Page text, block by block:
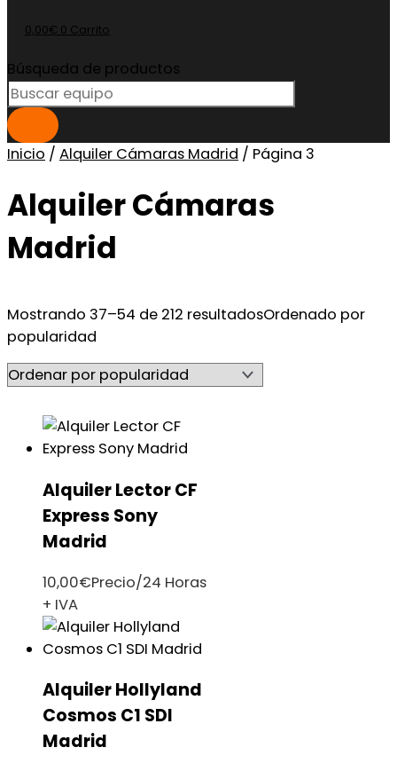
0,00€ 0 Carrito
Búsqueda de productos
Inicio / Alquiler Cámaras Madrid / Página 3
Alquiler Cámaras
Madrid
Mostrando 37–54 de 212 resultadosOrdenado por
popularidad
Alquiler Lector CF
Express Sony
Madrid
10,00€Precio/24 Horas
+ IVA
Alquiler Hollyland
Cosmos C1 SDI
Madrid